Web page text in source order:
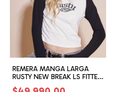
REMERA MANGA LARGA
RUSTY NEW BREAK LS FITTED
(RG165206)